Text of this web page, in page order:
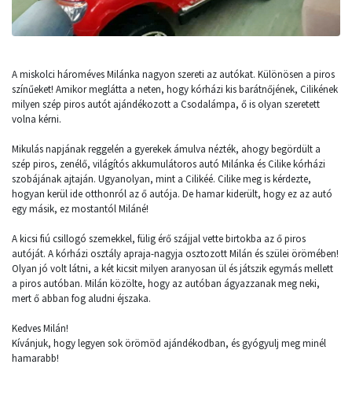
A miskolci hároméves Milánka nagyon szereti az autókat. Különösen a piros
színűeket! Amikor meglátta a neten, hogy kórházi kis barátnőjének, Cilikének
milyen szép piros autót ajándékozott a Csodalámpa, ő is olyan szeretett
volna kérni.
Mikulás napjának reggelén a gyerekek ámulva nézték, ahogy begördült a
szép piros, zenélő, világítós akkumulátoros autó Milánka és Cilike kórházi
szobájának ajtaján. Ugyanolyan, mint a Cilikéé. Cilike meg is kérdezte,
hogyan kerül ide otthonról az ő autója. De hamar kiderült, hogy ez az autó
egy másik, ez mostantól Miláné!
A kicsi fiú csillogó szemekkel, fülig érő szájjal vette birtokba az ő piros
autóját. A kórházi osztály apraja-nagyja osztozott Milán és szülei örömében!
Olyan jó volt látni, a két kicsit milyen aranyosan ül és játszik egymás mellett
a piros autóban. Milán közölte, hogy az autóban ágyazzanak meg neki,
mert ő abban fog aludni éjszaka.
Kedves Milán!
Kívánjuk, hogy legyen sok örömöd ajándékodban, és gyógyulj meg minél
hamarabb!